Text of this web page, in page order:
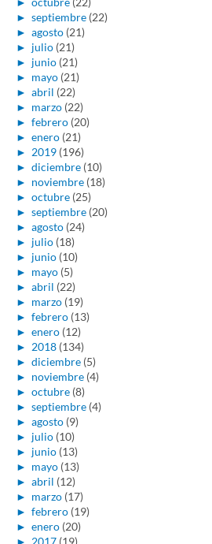
► septiembre (22)
► agosto (21)
► julio (21)
► junio (21)
► mayo (21)
► abril (22)
► marzo (22)
► febrero (20)
► enero (21)
► 2019 (196)
► diciembre (10)
► noviembre (18)
► octubre (25)
► septiembre (20)
► agosto (24)
► julio (18)
► junio (10)
► mayo (5)
► abril (22)
► marzo (19)
► febrero (13)
► enero (12)
► 2018 (134)
► diciembre (5)
► noviembre (4)
► octubre (8)
► septiembre (4)
► agosto (9)
► julio (10)
► junio (13)
► mayo (13)
► abril (12)
► marzo (17)
► febrero (19)
► enero (20)
► 2017 (19)